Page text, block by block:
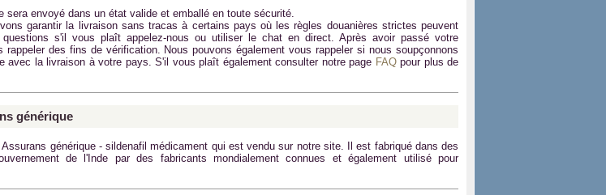
sera envoyé dans un état valide et emballé en toute sécurité.
garantir la livraison sans tracas à certains pays où les règles douanières strictes peuvent
s'il vous plaît appelez-nous ou utiliser le chat en direct. Après avoir passé votre
rappeler des fins de vérification. Nous pouvons également vous rappeler si nous soupçonnons
avec la livraison à votre pays. S'il vous plaît également consulter notre page FAQpour plus de
générique
Assurans générique - sildenafil médicament qui est vendu sur notre site. Il est fabriqué dans des
de l'Inde par des fabricants mondialement connues et également utilisé pour